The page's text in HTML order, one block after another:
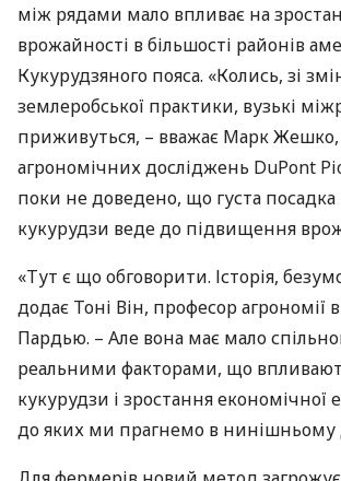
між рядами мало впливає на
врожайності в більшості районів
Кукурудзяного пояса. «Колись, зі
землеробської практики, вузькі
приживуться, – вважає Марк Жешко,
агрономічних досліджень DuPont
поки не доведено, що густа посадка
кукурудзи веде до підвищення
«Тут є що обговорити. Історія,
додає Тоні Він, професор агрономії
Пардью. – Але вона має мало
реальними факторами, що
кукурудзи і зростання економічної
до яких ми прагнемо в нинішньому